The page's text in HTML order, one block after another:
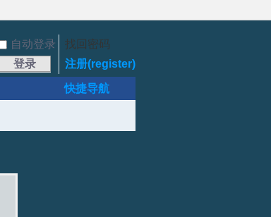
自动登录
找回密码
登录 注册(register)
快捷导航